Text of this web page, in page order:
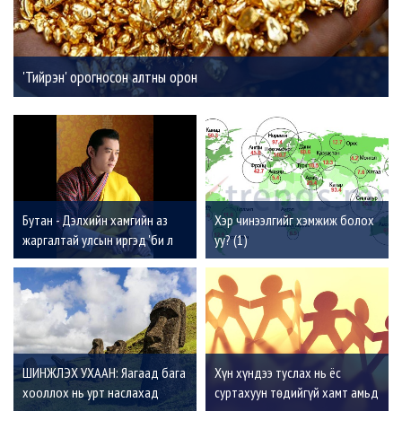
'Тийрэн' орогносон алтны орон
Бутан - Дэлхийн хамгийн аз
жаргалтай улсын иргэд 'би л
болж байвал болоо' гэж
боддоггүй
Хэр чинээлгийг хэмжиж болох
уу? (1)
ШИНЖЛЭХ УХААН: Яагаад бага
хооллох нь урт наслахад
тустай вэ?
Хүн хүндээ туслах нь ёс
суртахуун төдийгүй хамт амьд
үлдэхийн төлөөх тэмцэл